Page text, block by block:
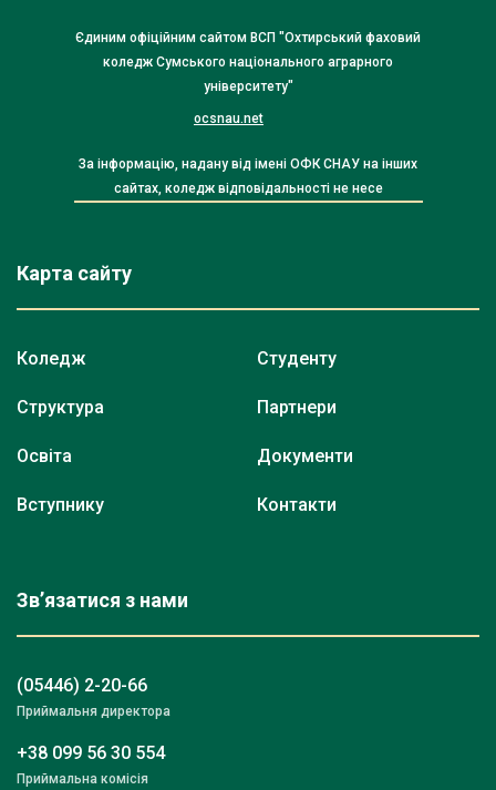
Єдиним офіційним сайтом ВСП "Охтирський фаховий
коледж Сумського національного аграрного
університету"
ocsnau.net
За інформацію, надану від імені ОФК СНАУ на інших
сайтах, коледж відповідальності не несе
Карта сайту
Коледж
Структура
Освіта
Вступнику
Студенту
Партнери
Документи
Контакти
Зв’язатися з нами
(05446) 2-20-66
Приймальня директора
+38 099 56 30 554
Приймальна комісія